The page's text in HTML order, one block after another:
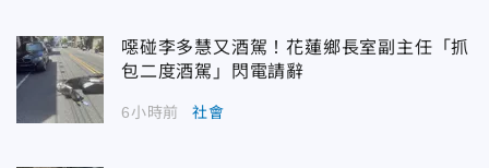
噁碰李多慧又酒駕！花蓮鄉長室副主任「抓
包二度酒駕」閃電請辭
6小時前 社會